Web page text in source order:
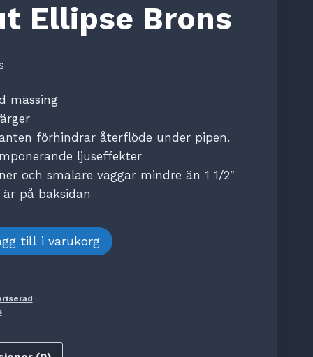
Ellipse Brons
mässing
förhindrar återflöde under pipen.
ljuseffekter
och smalare väggar mindre än 1 1/2″
på baksidan
till i varukorg